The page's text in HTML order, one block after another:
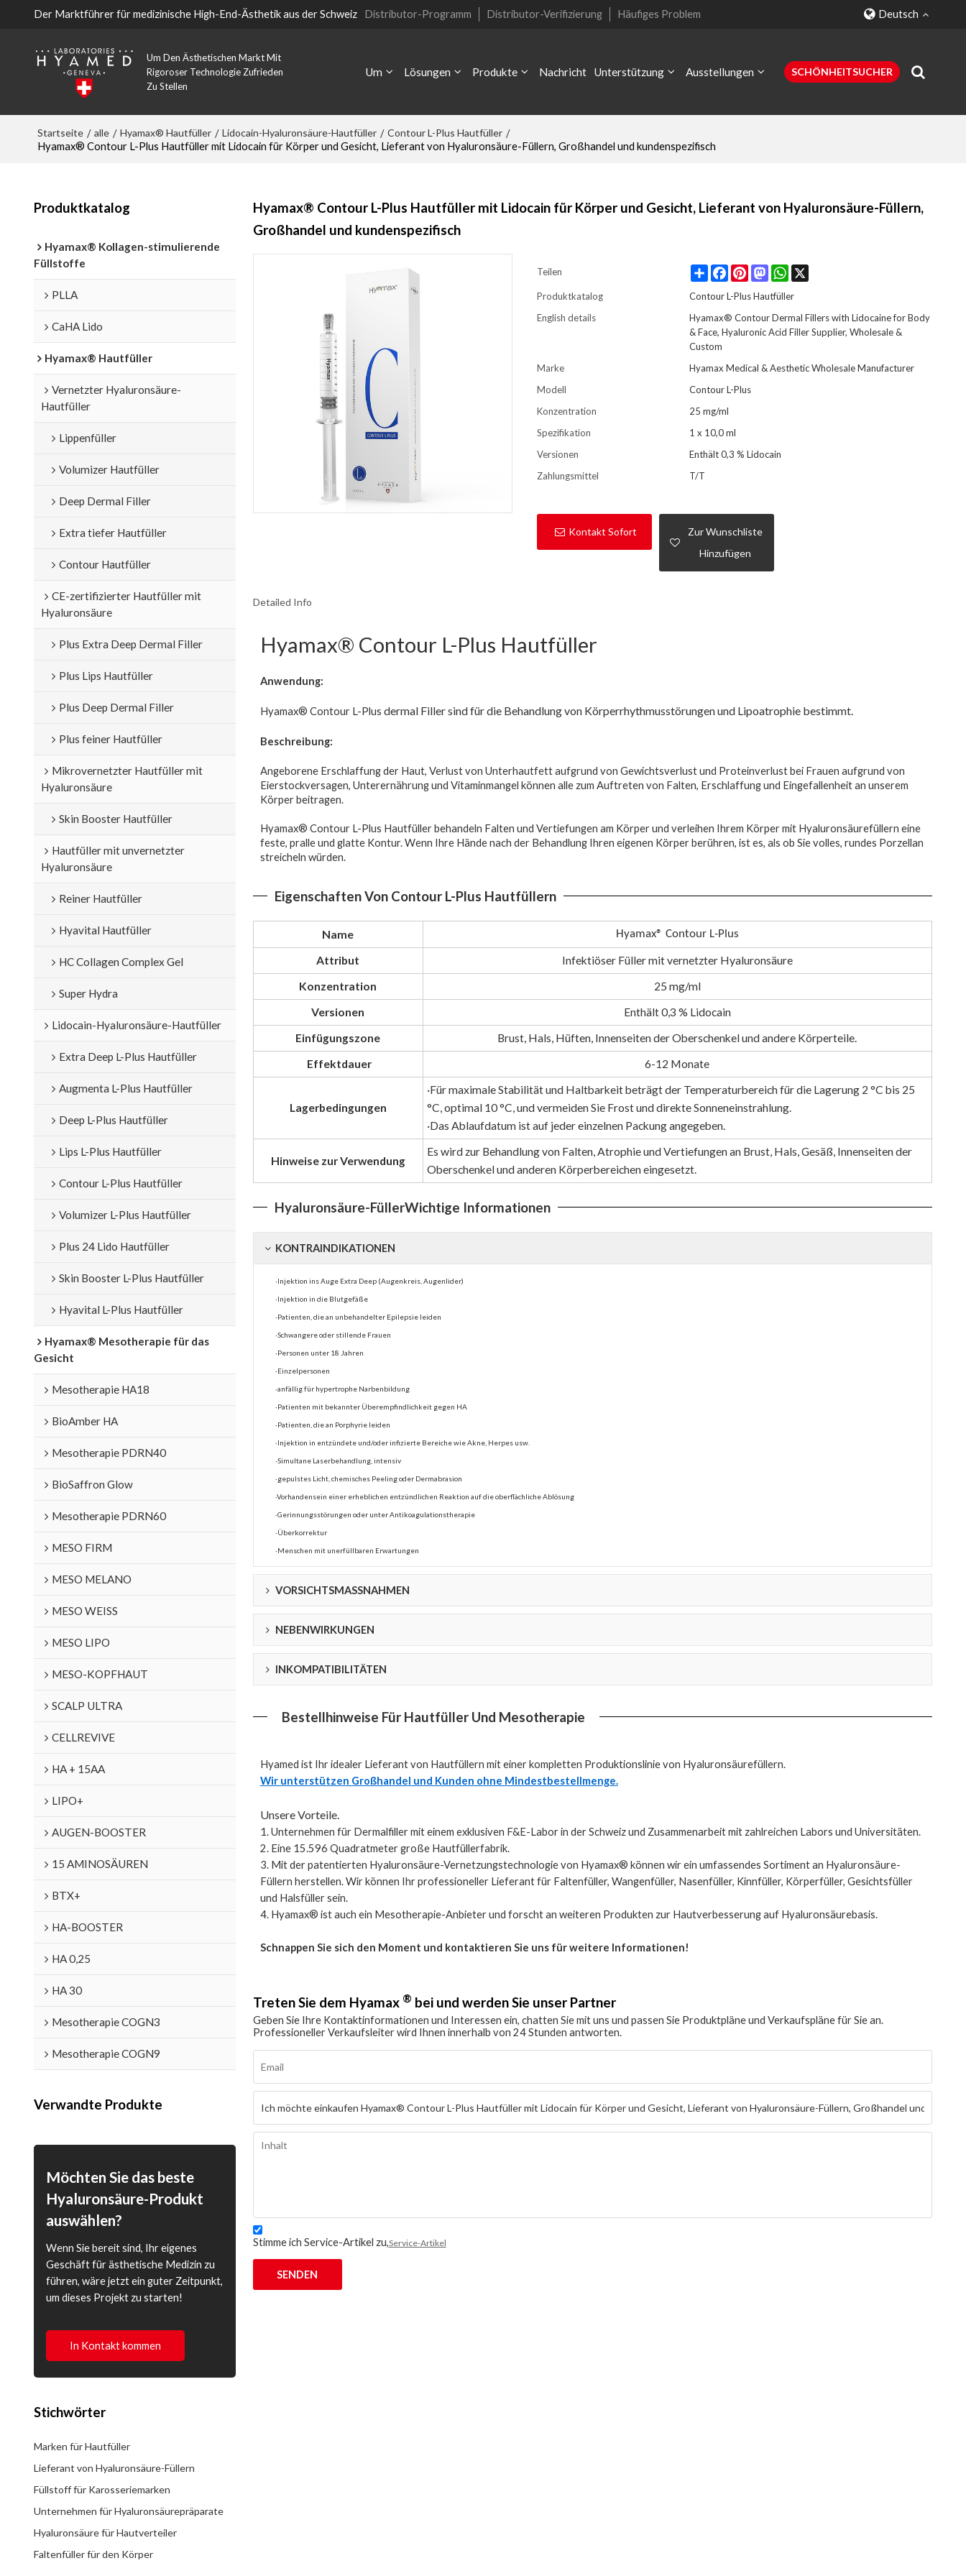
Der Marktführer für medizinische High-End-Ästhetik aus der Schweiz Distributor-Programm Distributor-Verifizierung Häufiges Problem Deutsch
Um Den Ästhetischen Markt Mit
Rigoroser Technologie Zufrieden
Zu Stellen
Um Lösungen Produkte Nachricht Unterstützung Ausstellungen SCHÖNHEITSUCHER
Startseite / alle / Hyamax® Hautfüller / Lidocain-Hyaluronsäure-Hautfüller / Contour L-Plus Hautfüller /
Hyamax® Contour L-Plus Hautfüller mit Lidocain für Körper und Gesicht, Lieferant von Hyaluronsäure-Füllern, Großhandel und kundenspezifisch
Produktkatalog
Hyamax® Kollagen-stimulierende
Füllstoffe
PLLA
CaHA Lido
Hyamax® Hautfüller
Vernetzter Hyaluronsäure-
Hautfüller
Lippenfüller
Volumizer Hautfüller
Deep Dermal Filler
Extra tiefer Hautfüller
Contour Hautfüller
CE-zertifizierter Hautfüller mit
Hyaluronsäure
Plus Extra Deep Dermal Filler
Plus Lips Hautfüller
Plus Deep Dermal Filler
Plus feiner Hautfüller
Mikrovernetzter Hautfüller mit
Hyaluronsäure
Skin Booster Hautfüller
Hautfüller mit unvernetzter
Hyaluronsäure
Reiner Hautfüller
Hyavital Hautfüller
HC Collagen Complex Gel
Super Hydra
Lidocain-Hyaluronsäure-Hautfüller
Extra Deep L-Plus Hautfüller
Augmenta L-Plus Hautfüller
Deep L-Plus Hautfüller
Lips L-Plus Hautfüller
Contour L-Plus Hautfüller
Volumizer L-Plus Hautfüller
Plus 24 Lido Hautfüller
Skin Booster L-Plus Hautfüller
Hyavital L-Plus Hautfüller
Hyamax® Mesotherapie für das
Gesicht
Mesotherapie HA18
BioAmber HA
Mesotherapie PDRN40
BioSaffron Glow
Mesotherapie PDRN60
MESO FIRM
MESO MELANO
MESO WEISS
MESO LIPO
MESO-KOPFHAUT
SCALP ULTRA
CELLREVIVE
HA + 15AA
LIPO+
AUGEN-BOOSTER
15 AMINOSÄUREN
BTX+
HA-BOOSTER
HA 0,25
HA 30
Mesotherapie COGN3
Mesotherapie COGN9
Verwandte Produkte
Möchten Sie das beste
Hyaluronsäure-Produkt
auswählen?
Wenn Sie bereit sind, Ihr eigenes
Geschäft für ästhetische Medizin zu
führen, wäre jetzt ein guter Zeitpunkt,
um dieses Projekt zu starten!
In Kontakt kommen
Stichwörter
Marken für Hautfüller
Lieferant von Hyaluronsäure-Füllern
Füllstoff für Karosseriemarken
Unternehmen für Hyaluronsäurepräparate
Hyaluronsäure für Hautverteiler
Faltenfüller für den Körper
Hyamax® Contour L-Plus Hautfüller mit Lidocain für Körper und Gesicht, Lieferant von Hyaluronsäure-Füllern,
Großhandel und kundenspezifisch
Teilen ShareFacebookPinterestMastodonWhatsApp
Produktkatalog
Contour L-Plus Hautfüller
English details
Hyamax® Contour Dermal Fillers with Lidocaine for Body
& Face, Hyaluronic Acid Filler Supplier, Wholesale &
Custom
Marke
Hyamax Medical & Aesthetic Wholesale Manufacturer
Modell
Contour L-Plus
Konzentration
25 mg/ml
Spezifikation
1 x 10,0 ml
Versionen
Enthält 0,3 % Lidocain
Zahlungsmittel
T/T
Kontakt Sofort
Zur Wunschliste
Hinzufügen
Detailed Info
Hyamax® Contour L-Plus Hautfüller
Anwendung:
Hyamax® Contour L-Plus dermal Filler sind für die Behandlung von Körperrhythmusstörungen und Lipoatrophie bestimmt.
Beschreibung:
Angeborene Erschlaffung der Haut, Verlust von Unterhautfett aufgrund von Gewichtsverlust und Proteinverlust bei Frauen aufgrund von
Eierstockversagen, Unterernährung und Vitaminmangel können alle zum Auftreten von Falten, Erschlaffung und Eingefallenheit an unserem
Körper beitragen.
Hyamax® Contour L-Plus Hautfüller behandeln Falten und Vertiefungen am Körper und verleihen Ihrem Körper mit Hyaluronsäurefüllern eine
feste, pralle und glatte Kontur. Wenn Ihre Hände nach der Behandlung Ihren eigenen Körper berühren, ist es, als ob Sie volles, rundes Porzellan
streicheln würden.
Eigenschaften Von Contour L-Plus Hautfüllern
Name Hyamax® Contour L-Plus
Attribut
Infektiöser Füller mit vernetzter Hyaluronsäure
Konzentration
25 mg/ml
Versionen
Enthält 0,3 % Lidocain
Einfügungszone
Brust, Hals, Hüften, Innenseiten der Oberschenkel und andere Körperteile.
Effektdauer
6-12 Monate
Lagerbedingungen
·Für maximale Stabilität und Haltbarkeit beträgt der Temperaturbereich für die Lagerung 2 °C bis 25
°C, optimal 10 °C, und vermeiden Sie Frost und direkte Sonneneinstrahlung.
·Das Ablaufdatum ist auf jeder einzelnen Packung angegeben.
Hinweise zur Verwendung
Es wird zur Behandlung von Falten, Atrophie und Vertiefungen an Brust, Hals, Gesäß, Innenseiten der
Oberschenkel und anderen Körperbereichen eingesetzt.
Hyaluronsäure-FüllerWichtige Informationen
KONTRAINDIKATIONEN
·Injektion ins Auge Extra Deep (Augenkreis, Augenlider)
·Injektion in die Blutgefäße
·Patienten, die an unbehandelter Epilepsie leiden
·Schwangere oder stillende Frauen
·Personen unter 18 Jahren
·Einzelpersonen
·anfällig für hypertrophe Narbenbildung
·Patienten mit bekannter Überempfindlichkeit gegen HA
·Patienten, die an Porphyrie leiden
·Injektion in entzündete und/oder infizierte Bereiche wie Akne, Herpes usw.
·Simultane Laserbehandlung, intensiv
·gepulstes Licht, chemisches Peeling oder Dermabrasion
·Vorhandensein einer erheblichen entzündlichen Reaktion auf die oberflächliche Ablösung
·Gerinnungsstörungen oder unter Antikoagulationstherapie
·Überkorrektur
·Menschen mit unerfüllbaren Erwartungen
VORSICHTSMASSNAHMEN
NEBENWIRKUNGEN
INKOMPATIBILITÄTEN
Bestellhinweise Für Hautfüller Und Mesotherapie
Hyamed ist Ihr idealer Lieferant von Hautfüllern mit einer kompletten Produktionslinie von Hyaluronsäurefüllern.
Wir unterstützen Großhandel und Kunden ohne Mindestbestellmenge.
Unsere Vorteile.
1. Unternehmen für Dermalfiller mit einem exklusiven F&E-Labor in der Schweiz und Zusammenarbeit mit zahlreichen Labors und Universitäten.
2. Eine 15.596 Quadratmeter große Hautfüllerfabrik.
3. Mit der patentierten Hyaluronsäure-Vernetzungstechnologie von Hyamax® können wir ein umfassendes Sortiment an Hyaluronsäure-
Füllern herstellen. Wir können Ihr professioneller Lieferant für Faltenfüller, Wangenfüller, Nasenfüller, Kinnfüller, Körperfüller, Gesichtsfüller
und Halsfüller sein.
4. Hyamax® ist auch ein Mesotherapie-Anbieter und forscht an weiteren Produkten zur Hautverbesserung auf Hyaluronsäurebasis.
Schnappen Sie sich den Moment und kontaktieren Sie uns für weitere Informationen!
Treten Sie dem Hyamax ® bei und werden Sie unser Partner
Geben Sie Ihre Kontaktinformationen und Interessen ein, chatten Sie mit uns und passen Sie Produktpläne und Verkaufspläne für Sie an.
Professioneller Verkaufsleiter wird Ihnen innerhalb von 24 Stunden antworten.
Stimme ich Service-Artikel zu,Service-Artikel
SENDEN